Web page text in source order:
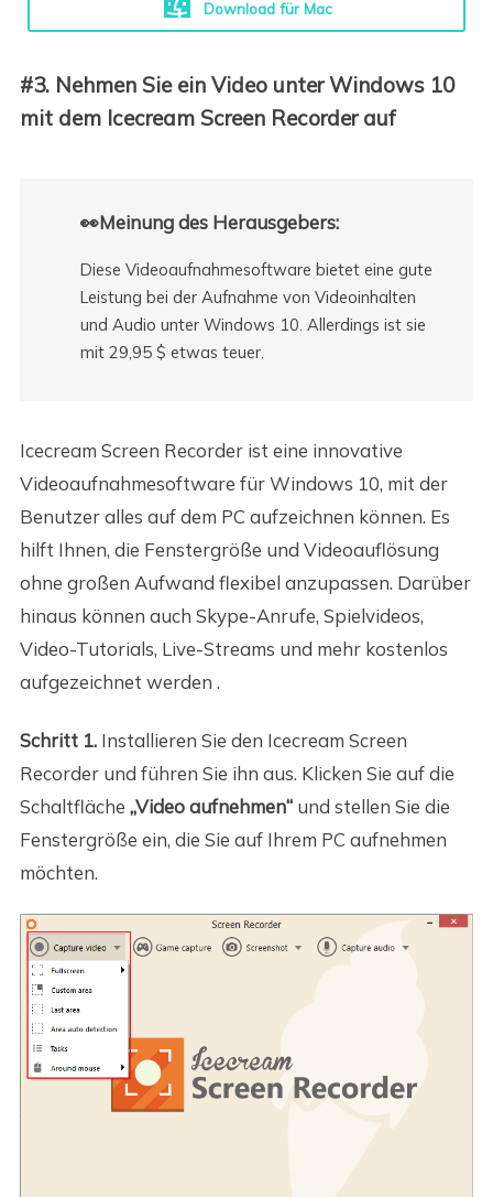
Download für Mac
#3. Nehmen Sie ein Video unter Windows 10
mit dem Icecream Screen Recorder auf
👀Meinung des Herausgebers:
Diese Videoaufnahmesoftware bietet eine gute
Leistung bei der Aufnahme von Videoinhalten
und Audio unter Windows 10. Allerdings ist sie
mit 29,95 $ etwas teuer.
Icecream Screen Recorder ist eine innovative
Videoaufnahmesoftware für Windows 10, mit der
Benutzer alles auf dem PC aufzeichnen können. Es
hilft Ihnen, die Fenstergröße und Videoauflösung
ohne großen Aufwand flexibel anzupassen. Darüber
hinaus können auch Skype-Anrufe, Spielvideos,
Video-Tutorials, Live-Streams und mehr kostenlos
aufgezeichnet werden .
Schritt 1.Installieren Sie den Icecream Screen
Recorder und führen Sie ihn aus. Klicken Sie auf die
Schaltfläche „Video aufnehmen“und stellen Sie die
Fenstergröße ein, die Sie auf Ihrem PC aufnehmen
möchten.